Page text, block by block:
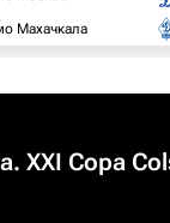
Махачкала
XXI Copa